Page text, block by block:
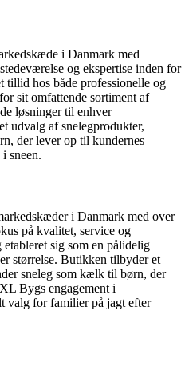
i Danmark med
og ekspertise inden for
tillid hos både professionelle og
sit omfattende sortiment af
løsninger til enhver
udvalg af snelegprodukter,
der lever op til kundernes
sneen.
i Danmark med over
på kvalitet, service og
sig som en pålidelig
størrelse. Butikken tilbyder et
sneleg som kælk til børn, der
Bygs engagement i
valg for familier på jagt efter